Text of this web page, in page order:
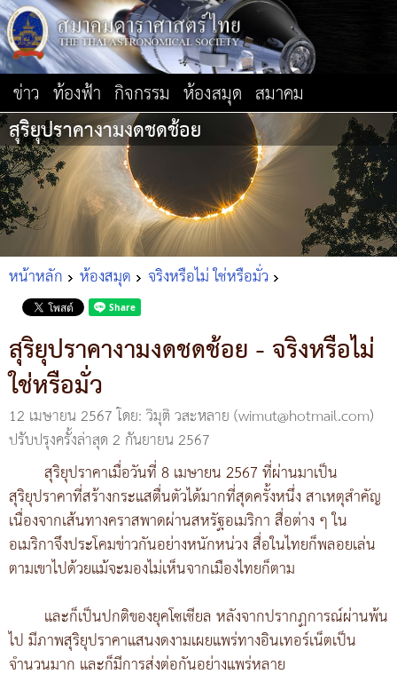
ข่าว ท้องฟ้า กิจกรรม ห้องสมุด สมาคม
สุริยุปราคางามงดชดช้อย
หน้าหลัก ห้องสมุด จริงหรือไม่ ใช่หรือมั่ว
สุริยุปราคางามงดชดช้อย - จริงหรือไม่
ใช่หรือมั่ว
12 เมษายน 2567โดย: วิมุติ วสะหลาย (wimut@hotmail.com)
ปรับปรุงครั้งล่าสุด 2 กันยายน 2567
สุริยุปราคาเมื่อวันที่ 8 เมษายน 2567 ที่ผ่านมาเป็น
สุริยุปราคาที่สร้างกระแสตื่นตัวได้มากที่สุดครั้งหนึ่ง สาเหตุสำคัญ
เนื่องจากเส้นทางคราสพาดผ่านสหรัฐอเมริกา สื่อต่าง ๆ ใน
อเมริกาจึงประโคมข่าวกันอย่างหนักหน่วง สื่อในไทยก็พลอยเล่น
ตามเขาไปด้วยแม้จะมองไม่เห็นจากเมืองไทยก็ตาม
และก็เป็นปกติของยุคโซเชียล หลังจากปรากฏการณ์ผ่านพ้น
ไป มีภาพสุริยุปราคาแสนงดงามเผยแพร่ทางอินเทอร์เน็ตเป็น
จำนวนมาก และก็มีการส่งต่อกันอย่างแพร่หลาย